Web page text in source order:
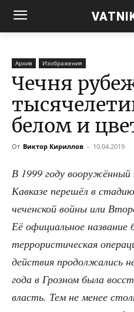
Архив Изображения
Чечня
белом и
От Виктор Кириллов - 10.04.2019
В 1999 году
Кав­ка­зе пере­шёл в
чечен­ской вой­ны или
Её офи­ци­аль­ное
тер­ро­ри­сти­че­ская
дей­ствия про­дол­жа­лись
года в Гроз­ном была
власть. Тем не менее